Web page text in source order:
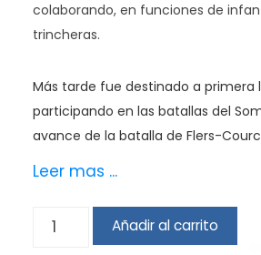
colaborando, en funciones de
trincheras.
Más tarde fue destinado a
participando en las batallas del
avance de la batalla de Flers-
Hindemburg y en la batalla de
Expedicionaria de Egipto (10ª
Caballería del Cuerpo Montado en
Leer mas ...
Añadir al carrito